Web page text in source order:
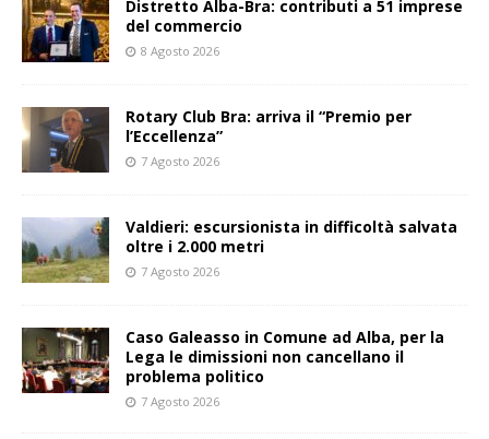
Distretto Alba-Bra: contributi a 51 imprese
del commercio
8 Agosto 2026
Rotary Club Bra: arriva il “Premio per
l’Eccellenza”
7 Agosto 2026
Valdieri: escursionista in difficoltà salvata
oltre i 2.000 metri
7 Agosto 2026
Caso Galeasso in Comune ad Alba, per la
Lega le dimissioni non cancellano il
problema politico
7 Agosto 2026